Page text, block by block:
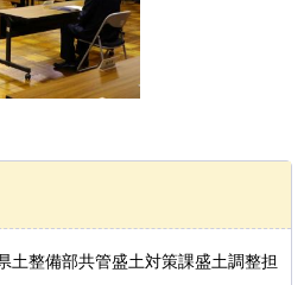
土整備部共管盛土対策課盛土調整担